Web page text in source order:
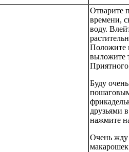
Отварите
времени,
воду.
Положите
выложите
Буду
друзьями
нажмите
Очень